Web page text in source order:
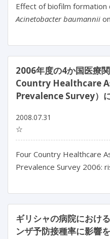
Effect of biofilm formation
Acinetobacter baumannii
2006年度の4か国医療
Country Healthcare
Prevalence Survey）
2008.07.31
☆
Four Country Healthcare
Prevalence Survey 2006:
ギリシャの病院におけ
ンザ予防接種率に影響